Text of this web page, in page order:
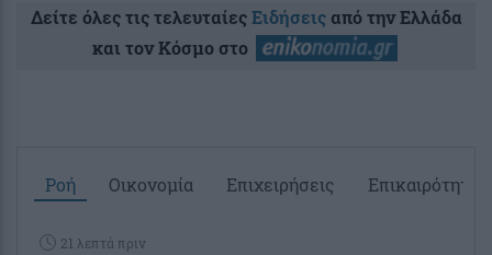
Δείτε όλες τις τελευταίεςΕιδήσειςαπό την Ελλάδα
και τον Κόσμο στο
Ροή Οικονομία Επιχειρήσεις Επικαιρότητα
21 λεπτά πριν